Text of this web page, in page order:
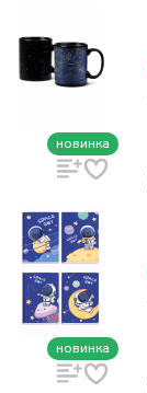
новинка
новинка